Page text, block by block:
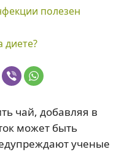
полезен
диете?
чай, добавляя в
может быть
ученые